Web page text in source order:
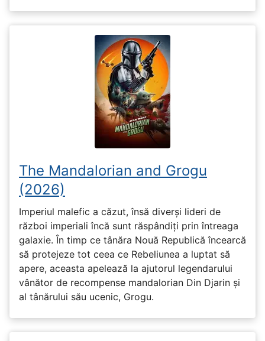
The Mandalorian and Grogu
(2026)
Imperiul malefic a căzut, însă diverși lideri de
război imperiali încă sunt răspândiți prin întreaga
galaxie. În timp ce tânăra Nouă Republică încearcă
să protejeze tot ceea ce Rebeliunea a luptat să
apere, aceasta apelează la ajutorul legendarului
vânător de recompense mandalorian Din Djarin și
al tânărului său ucenic, Grogu.